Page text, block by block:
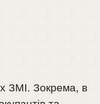
ЗМІ. Зокрема, в